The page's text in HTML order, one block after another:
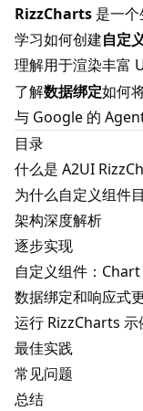
RizzCharts 是一
学习如何创建自定
理解用于渲染丰富
了解数据绑定如何
与 Google 的
目录
什么是 A2UI
为什么自定义组件
架构深度解析
逐步实现
自定义组件：
数据绑定和响应式
运行 RizzCharts 示
最佳实践
常见问题
总结